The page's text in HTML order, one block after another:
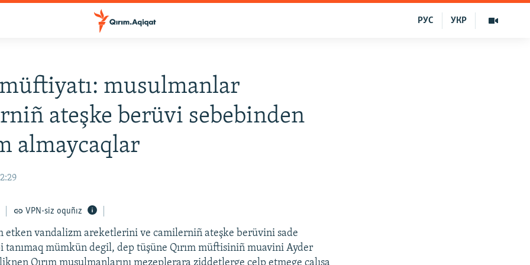
УКР
РУС
müftiyatı: musulmanlar
ateşke berüvi sebebinden
almaycaqlar
VPN-siz oquñız
etken vandalizm areketlerini ve camilerniñ ateşke berüvini sade
tanımaq mümkün degil, dep tüşüne Qırım müftisiniñ muavini Ayder